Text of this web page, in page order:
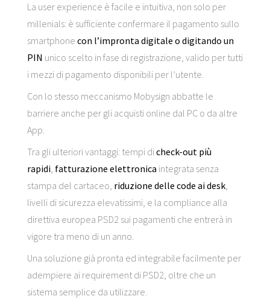
La user experience è facile e intuitiva, non solo per
millenials: è sufficiente confermare il pagamento sullo
smartphone con l’impronta digitale o digitando un
PIN unico scelto in fase di registrazione, valido per tutti
i mezzi di pagamento disponibili per l’utente.
Con lo stesso meccanismo Mobysign abbatte le
barriere anche per gli acquisti online dal PC o da altre
App.
Tra gli ulteriori vantaggi: tempi dicheck-out più
rapidi, fatturazione elettronica integrata senza
stampa del cartaceo, riduzione delle code ai desk,
livelli di sicurezza elevatissimi, e la compliance alla
direttiva europea PSD2 sui pagamenti che entrerà in
vigore tra meno di un anno.
Una soluzione già pronta ed integrabile facilmente per
adempiere ai requirement di PSD2, oltre che un
sistema semplice da utilizzare.